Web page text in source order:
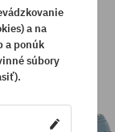
a na
a ponúk
súbory